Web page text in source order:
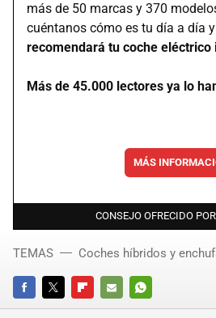
más de 50 marcas y 370
cuéntanos cómo es tu día a día
recomendará tu coche eléctrico
Más de 45.000 lectores ya lo
MÁS
CONSEJO OFRECIDO
FACEBOOKTWITTERFLIPBOARD
E-
WHATSAPP
TEMAS Coches híbridos y